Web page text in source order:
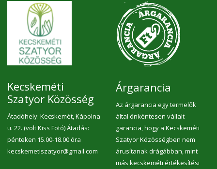
Kecskeméti
Szatyor Közösség
Átadóhely: Kecskemét, Kápolna
u. 22. (volt Kiss Fotó) Átadás:
pénteken 15.00-18.00 óra
kecskemetiszatyor@gmail.com
Árgarancia
Az árgarancia egy termelők
által önkéntesen vállalt
garancia, hogy a Kecskeméti
Szatyor Közösségben nem
árusítanak drágábban, mint
más kecskeméti értékesítési